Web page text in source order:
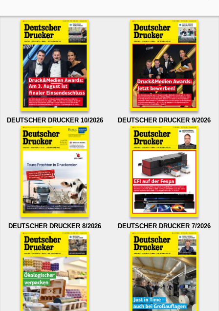
DEUTSCHER DRUCKER 10/2026 DEUTSCHER DRUCKER 9/2026
DEUTSCHER DRUCKER 8/2026 DEUTSCHER DRUCKER 7/2026